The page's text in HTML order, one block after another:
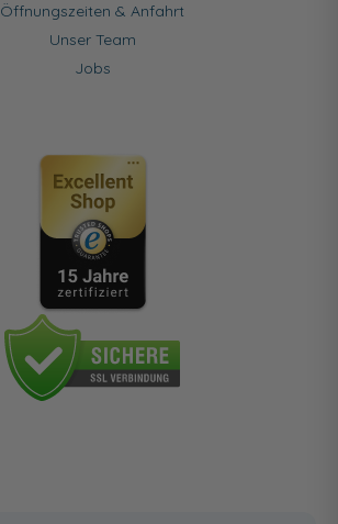
Öffnungszeiten & Anfahrt
Unser Team
Jobs